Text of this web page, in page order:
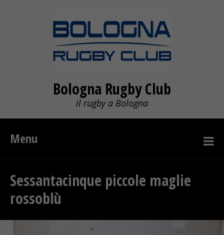
Bologna Rugby Club
il rugby a Bologna
Menu
Sessantacinque piccole maglie
rossoblù